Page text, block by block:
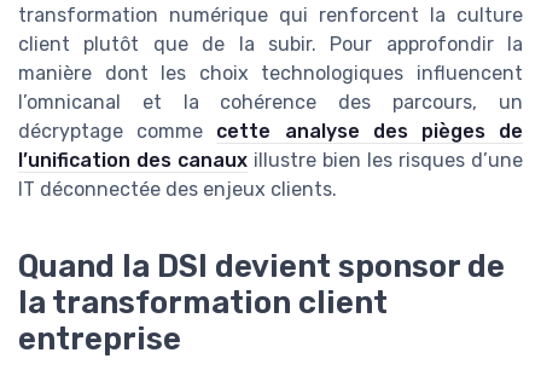
transformation numérique qui renforcent la culture
client plutôt que de la subir. Pour approfondir la
manière dont les choix technologiques influencent
l’omnicanal et la cohérence des parcours, un
décryptage comme cette analyse des pièges de
l’unification des canaux illustre bien les risques d’une
IT déconnectée des enjeux clients.
Quand la DSI devient sponsor de
la transformation client
entreprise